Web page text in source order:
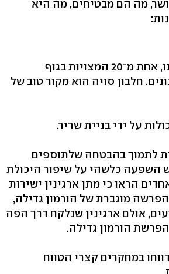
מה הם מבטיחים, מה היא
חומצת אמינו, אחת מ־20 המצויות בגוף
חלבון סויה הוא מקור טוב של
על ידי בניית שריר.
לתמוך בהבטחה שלתוספים
השפעה כלשהי על שיפור היכולת
הראו כי מתן ארגינין ישירות
מוגברת של הורמון גדילה,
אולם ארגינין שנלקח דרך הפה
הורמון גדילה.
במחקרים קצרי הטווח